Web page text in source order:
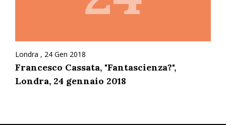
Londra , 24 Gen 2018
Francesco Cassata, "Fantascienza?",
Londra, 24 gennaio 2018